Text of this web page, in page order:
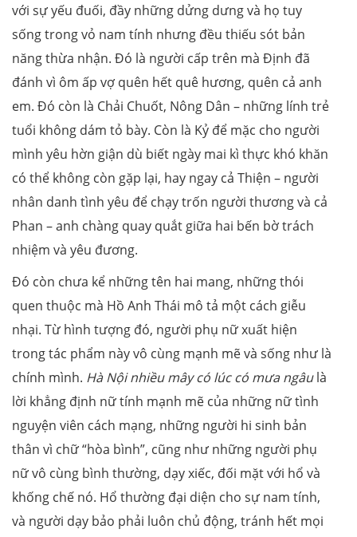
với sự yếu đuối, đầy những dửng dưng và họ tuy
sống trong vỏ nam tính nhưng đều thiếu sót bản
năng thừa nhận. Đó là người cấp trên mà Định đã
đánh vì ôm ấp vợ quên hết quê hương, quên cả anh
em. Đó còn là Chải Chuốt, Nông Dân – những lính trẻ
tuổi không dám tỏ bày. Còn là Kỷ để mặc cho người
mình yêu hờn giận dù biết ngày mai kì thực khó khăn
có thể không còn gặp lại, hay ngay cả Thiện – người
nhân danh tình yêu để chạy trốn người thương và cả
Phan – anh chàng quay quắt giữa hai bến bờ trách
nhiệm và yêu đương.
Đó còn chưa kể những tên hai mang, những thói
quen thuộc mà Hồ Anh Thái mô tả một cách giễu
nhại. Từ hình tượng đó, người phụ nữ xuất hiện
trong tác phẩm này vô cùng mạnh mẽ và sống như là
chính mình. Hà Nội nhiều mây có lúc có mưa ngâulà
lời khẳng định nữ tính mạnh mẽ của những nữ tình
nguyện viên cách mạng, những người hi sinh bản
thân vì chữ “hòa bình”, cũng như những người phụ
nữ vô cùng bình thường, dạy xiếc, đối mặt với hổ và
khống chế nó. Hổ thường đại diện cho sự nam tính,
và người dạy bảo phải luôn chủ động, tránh hết mọi